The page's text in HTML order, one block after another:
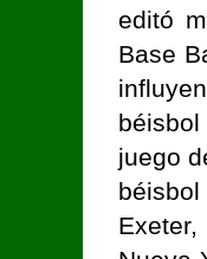
editó
Base
juego
béisbol